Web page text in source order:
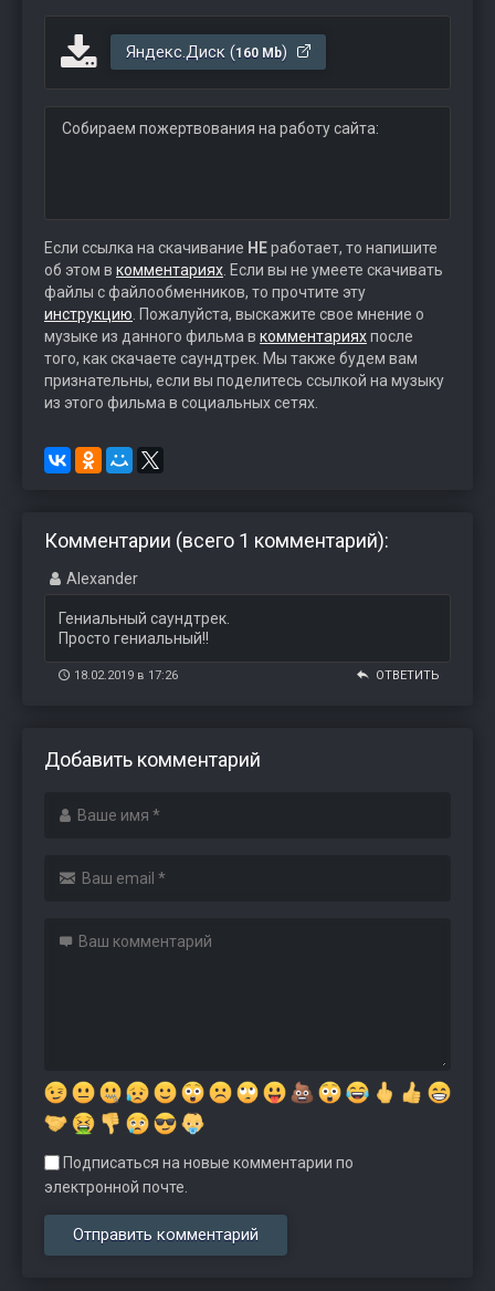
Яндекс.Диск (160 Mb)
Собираем пожертвования на работу сайта:
Если ссылка на скачивание НЕработает, то напишите
об этом в комментариях . Если вы не умеете скачивать
файлы с файлообменников, то прочтите эту
инструкцию . Пожалуйста, выскажите свое мнение о
музыке из данного фильма в комментарияхпосле
того, как скачаете саундтрек. Мы также будем вам
признательны, если вы поделитесь ссылкой на музыку
из этого фильма в социальных сетях.
Комментарии (всего 1 комментарий):
Alexander
Гениальный саундтрек.
Просто гениальный!!
18.02.2019 в 17:26 ОТВЕТИТЬ
Добавить комментарий
Подписаться на новые комментарии по
электронной почте.